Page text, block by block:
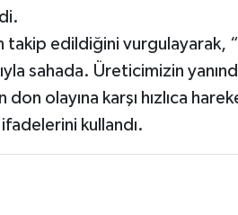
takip edildiğini vurgulayarak,
sahada. Üreticimizin
olayına karşı hızlıca
ifadelerini kullandı.